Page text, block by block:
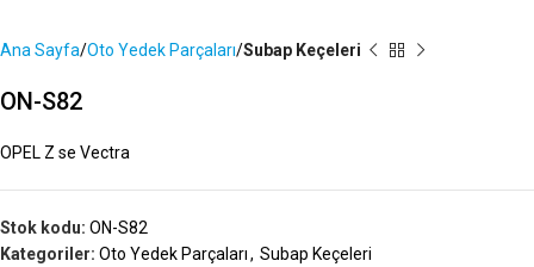
Ana Sayfa Oto Yedek Parçaları Subap Keçeleri
ON-S82
OPEL Z se Vectra
Stok kodu: ON-S82
Kategoriler: Oto Yedek Parçaları, Subap Keçeleri